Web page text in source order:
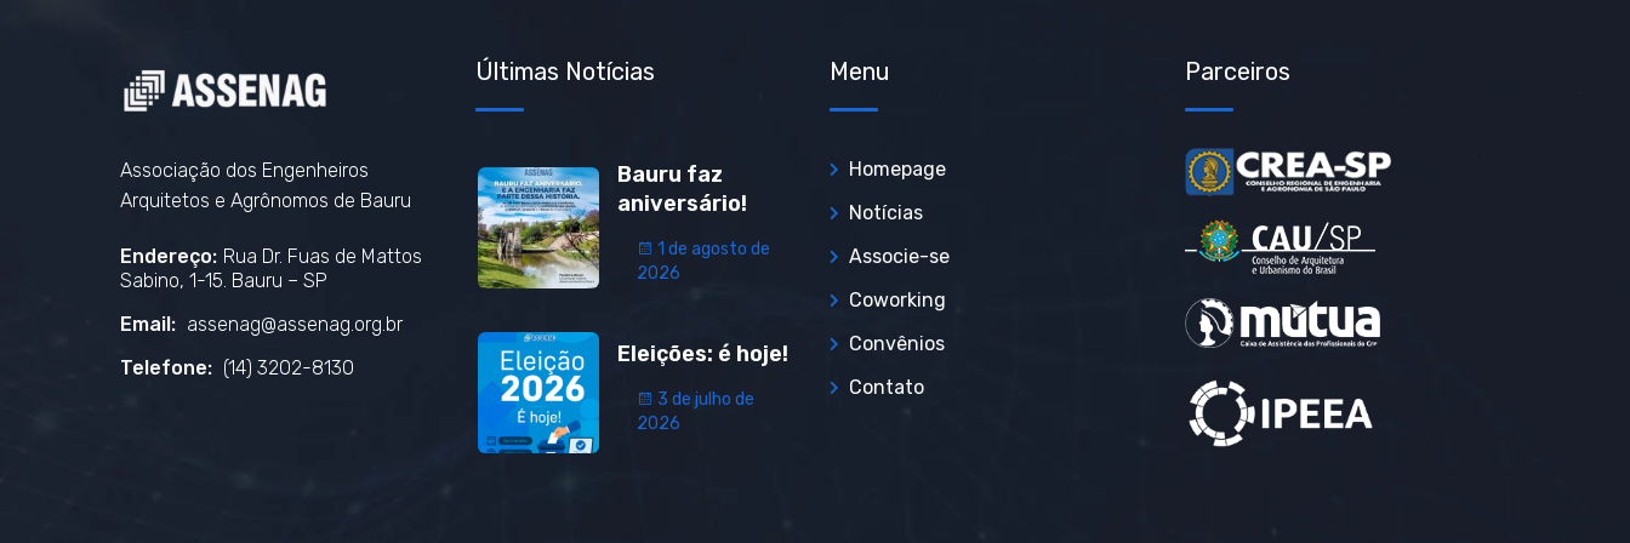
Associação dos Engenheiros
Arquitetos e Agrônomos de Bauru
Endereço: Rua Dr. Fuas de Mattos
Sabino, 1-15. Bauru – SP
Email: assenag@assenag.org.br
Telefone: (14) 3202-8130
Últimas Notícias
Bauru faz
aniversário!
1 de agosto de
2026
Eleições: é hoje!
3 de julho de
2026
Menu
Homepage
Notícias
Associe-se
Coworking
Convênios
Contato
Parceiros